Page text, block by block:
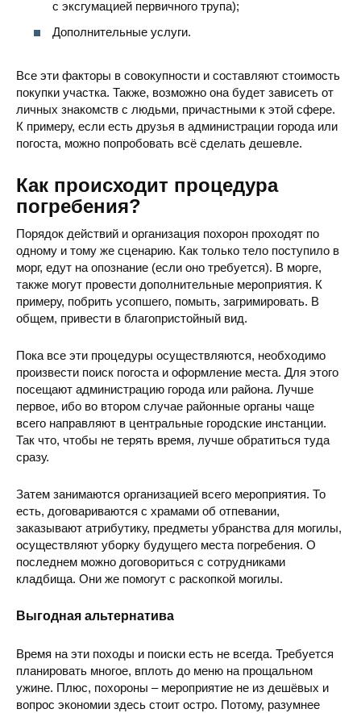
с эксгумацией первичного трупа);
Дополнительные услуги.
Все эти факторы в совокупности и составляют стоимость
покупки участка. Также, возможно она будет зависеть от
личных знакомств с людьми, причастными к этой сфере.
К примеру, если есть друзья в администрации города или
погоста, можно попробовать всё сделать дешевле.
Как происходит процедура
погребения?
Порядок действий и организация похорон проходят по
одному и тому же сценарию. Как только тело поступило в
морг, едут на опознание (если оно требуется). В морге,
также могут провести дополнительные мероприятия. К
примеру, побрить усопшего, помыть, загримировать. В
общем, привести в благопристойный вид.
Пока все эти процедуры осуществляются, необходимо
произвести поиск погоста и оформление места. Для этого
посещают администрацию города или района. Лучше
первое, ибо во втором случае районные органы чаще
всего направляют в центральные городские инстанции.
Так что, чтобы не терять время, лучше обратиться туда
сразу.
Затем занимаются организацией всего мероприятия. То
есть, договариваются с храмами об отпевании,
заказывают атрибутику, предметы убранства для могилы,
осуществляют уборку будущего места погребения. О
последнем можно договориться с сотрудниками
кладбища. Они же помогут с раскопкой могилы.
Выгодная альтернатива
Время на эти походы и поиски есть не всегда. Требуется
планировать многое, вплоть до меню на прощальном
ужине. Плюс, похороны – мероприятие не из дешёвых и
вопрос экономии здесь стоит остро. Потому, разумнее